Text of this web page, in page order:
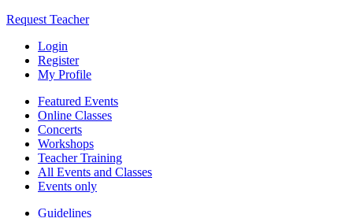
Request Teacher
Login
Register
My Profile
Featured Events
Online Classes
Concerts
Workshops
Teacher Training
All Events and Classes
Events only
Guidelines